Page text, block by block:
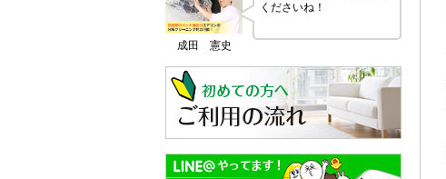
成田 憲史
くださいね！